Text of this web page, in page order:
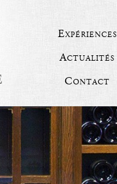
Expériences
Actualités
Contact